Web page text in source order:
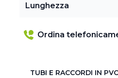
Lunghezza
Ordina
TUBI E RACCORDI IN